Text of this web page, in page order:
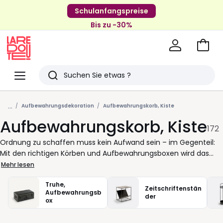
Schulanfangspreise
Bis zu -30%
Menü
Redoute
Suchen
Zuletzt
angesehenen
Artikel
Zum
... Aufbewahrungsdekoration Aufbewahrungskorb, Kiste
Aufbewahrungskorb, Kiste172
Ordnung zu schaffen muss kein Aufwand sein – im Gegenteil:
Mit den richtigen Körben und Aufbewahrungsboxen wird das
Verstauen von Alltäglichem zum Teil Ihres Wohnstils. Ob im
Wohnzimmer, Schlafzimmer oder Bad – ein passender
Aufbewahrungskorb sorgt dafür, dass alles seinen Platz findet
und doch immer griffbereit bleibt. Wählen Sie zwischen
verschiedenen Formen und Materialien, abgestimmt auf Ihre
Mehr lesen
Truhe,
Aufbewahrungsb
ox
Zeitschriftenstän
der